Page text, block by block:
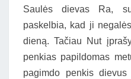
Saulės dievas Ra,
paskelbia, kad ji
dieną. Tačiau Nut
penkias papildomas
pagimdo penkis